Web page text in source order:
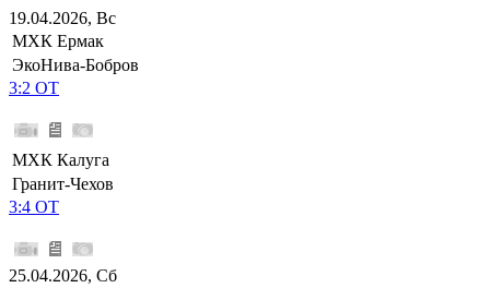
19.04.2026, Вс
МХК Ермак
ЭкоНива-Бобров
3:2 ОТ
МХК Калуга
Гранит-Чехов
3:4 ОТ
25.04.2026, Сб